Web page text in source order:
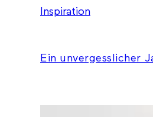
Inspiration
Ein unvergesslicher